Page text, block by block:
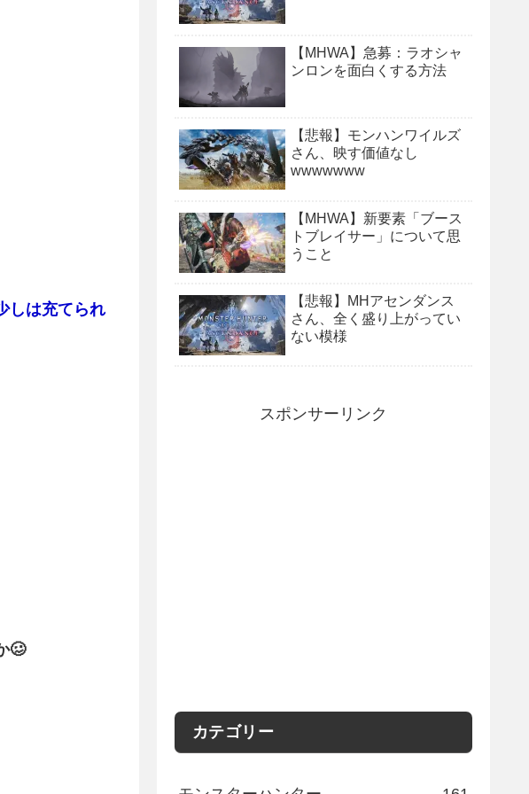
しは充てられ
🥴
【MHWA】急募：ラオシャ
ンロンを面白くする方法
【悲報】モンハンワイルズ
さん、映す価値なし
wwwwwww
【MHWA】新要素「ブース
トブレイサー」について思
うこと
【悲報】MHアセンダンス
さん、全く盛り上がってい
ない模様
スポンサーリンク
カテゴリー